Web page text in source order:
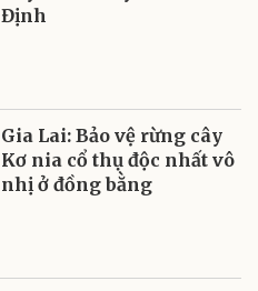
Định
Gia Lai: Bảo vệ rừng cây
Kơ nia cổ thụ độc nhất vô
nhị ở đồng bằng